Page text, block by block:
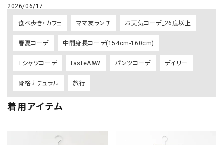
2026/06/17
食べ歩き・カフェ ママ友ランチ お天気コーデ_26度以上
春夏コーデ 中間身長コーデ(154cm-160cm)
Tシャツコーデ tasteA&W パンツコーデ デイリー
骨格ナチュラル 旅行
着用アイテム